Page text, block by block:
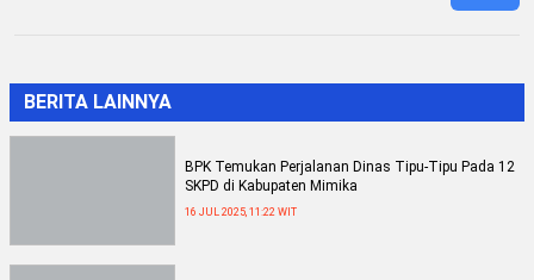
BERITA LAINNYA
BPK Temukan Perjalanan Dinas Tipu-Tipu Pada 12
SKPD di Kabupaten Mimika
16 JUL 2025, 11:22 WIT